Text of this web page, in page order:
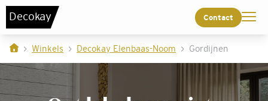
Decokay Contact
Winkels Decokay Elenbaas-Noom Gordijnen